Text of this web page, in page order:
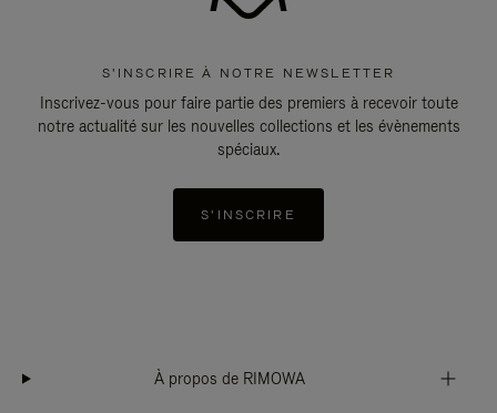
S'INSCRIRE À NOTRE NEWSLETTER
Inscrivez-vous pour faire partie des premiers à recevoir toute
notre actualité sur les nouvelles collections et les évènements
spéciaux.
S'INSCRIRE
À propos de RIMOWA